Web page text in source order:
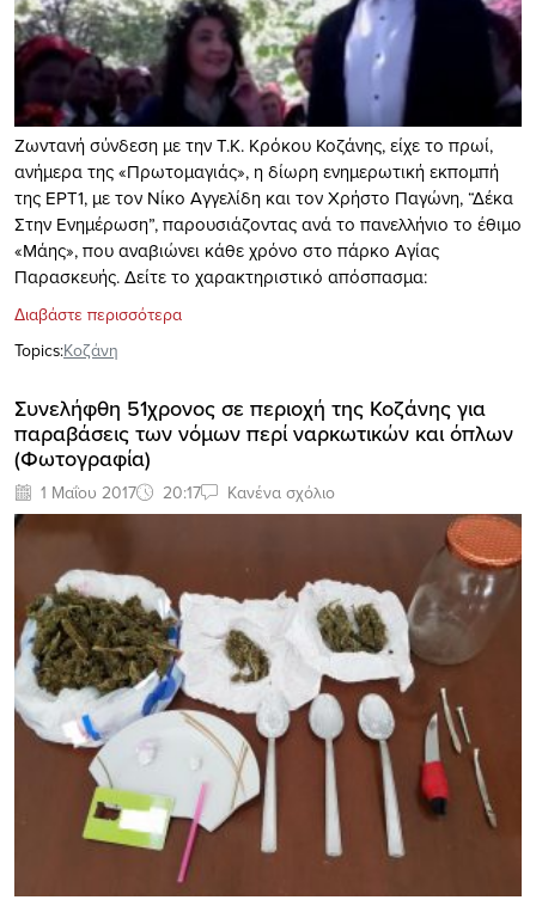
Ζωντανή σύνδεση με την Τ.Κ. Κρόκου Κοζάνης, είχε το πρωί,
ανήμερα της «Πρωτομαγιάς», η δίωρη ενημερωτική εκπομπή
της ΕΡΤ1, με τον Νίκο Αγγελίδη και τον Χρήστο Παγώνη, “Δέκα
Στην Ενημέρωση”, παρουσιάζοντας ανά το πανελλήνιο το έθιμο
«Μάης», που αναβιώνει κάθε χρόνο στο πάρκο Αγίας
Παρασκευής. Δείτε το χαρακτηριστικό απόσπασμα:
Διαβάστε περισσότερα
Topics:Κοζάνη
Συνελήφθη 51χρονος σε περιοχή της Κοζάνης για
παραβάσεις των νόμων περί ναρκωτικών και όπλων
(Φωτογραφία)
1 Μαΐου 2017 20:17 Κανένα σχόλιο